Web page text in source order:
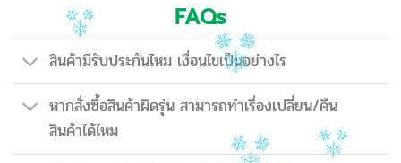
FAQs
สินค้ามีรับประกันไหม เงื่อนไขเป็นอย่างไร
หากสั่งซื้อสินค้าผิดรุ่น สามารถทำเรื่องเปลี่ยน/คืน
สินค้าได้ไหม